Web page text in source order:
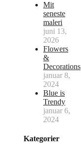
Mit
seneste
maleri
juni 13,
2026
Flowers
&
Decorations
januar 8,
2024
Blue is
Trendy
januar 6,
2024
Kategorier